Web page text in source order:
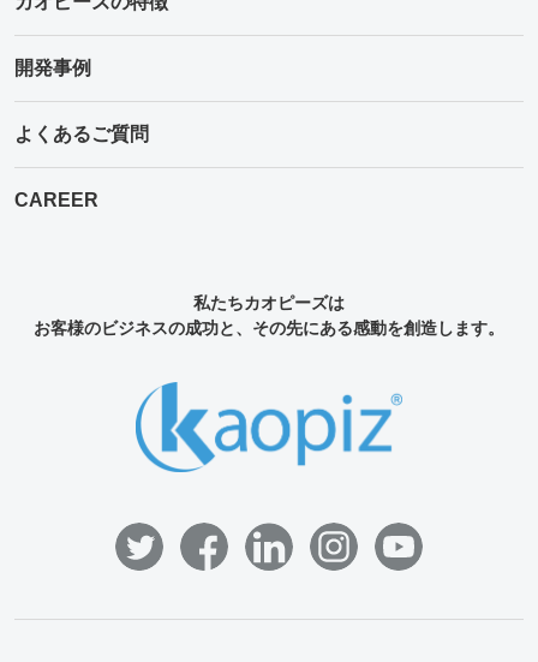
開発事例
よくあるご質問
CAREER
私たちカオピーズは
お客様のビジネスの成功と、その先にある感動を創造します。